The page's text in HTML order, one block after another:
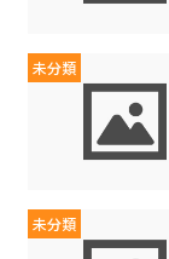
未分類
未分類